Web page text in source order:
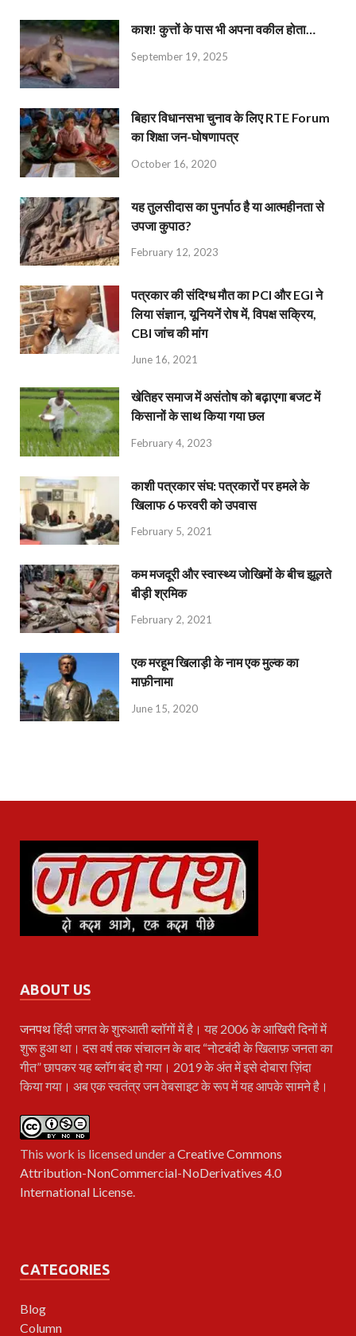
काश! कुत्तों के पास भी अपना वकील होता…
September 19, 2025
बिहार विधानसभा चुनाव के लिए RTE Forum
का शिक्षा जन-घोषणापत्र
October 16, 2020
यह तुलसीदास का पुनर्पाठ है या आत्महीनता से
उपजा कुपाठ?
February 12, 2023
पत्रकार की संदिग्ध मौत का PCI और EGI ने
लिया संज्ञान, यूनियनें रोष में, विपक्ष सक्रिय,
CBI जांच की मांग
June 16, 2021
खेतिहर समाज में असंतोष को बढ़ाएगा बजट में
किसानों के साथ किया गया छल
February 4, 2023
काशी पत्रकार संघ: पत्रकारों पर हमले के
खिलाफ 6 फरवरी को उपवास
February 5, 2021
कम मजदूरी और स्वास्थ्य जोखिमों के बीच झूलते
बीड़ी श्रमिक
February 2, 2021
एक मरहूम खिलाड़ी के नाम एक मुल्क का
माफ़ीनामा
June 15, 2020
ABOUT US
जनपथहिंदी जगत के शुरुआती ब्लॉगों में है। यह 2006 के आखिरी दिनों में
शुरू हुआ था। दस वर्ष तक संचालन के बाद “नोटबंदी के खिलाफ़ जनता का
गीत” छापकर यह ब्लॉग बंद हो गया। 2019 के अंत में इसे दोबारा ज़िंदा
किया गया। अब एक स्वतंत्र जन वेबसाइट के रूप में यह आपके सामने है।
This work is licensed under aCreative Commons
Attribution-NonCommercial-NoDerivatives 4.0
International License.
CATEGORIES
Blog
Column